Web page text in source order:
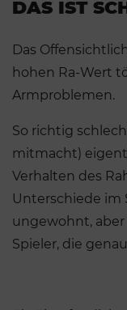
DAS IST
Das
hohen Ra-Wert
Armproblemen.
So richtig
mitmacht)
Verhalten des
Unterschiede im
ungewohnt,
Spieler, die